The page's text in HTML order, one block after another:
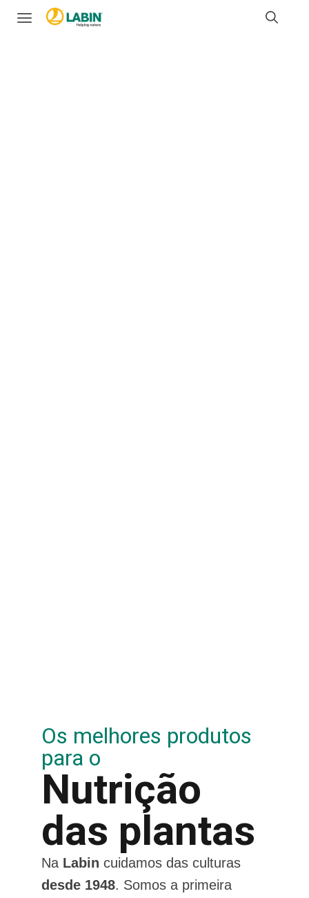
Os melhores produtos
para o
Nutrição
das plantas
Na Labin cuidamos das culturas
desde 1948. Somos a primeira